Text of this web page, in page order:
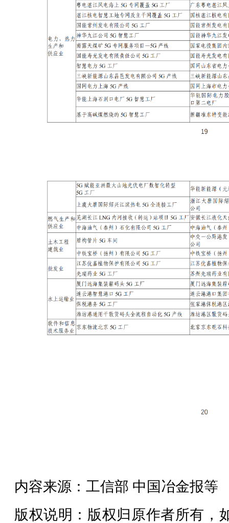
内容来源：工信部 中国冶金报等
版权说明：版权归原作者所有，